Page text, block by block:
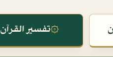
۞تفسير القرآن